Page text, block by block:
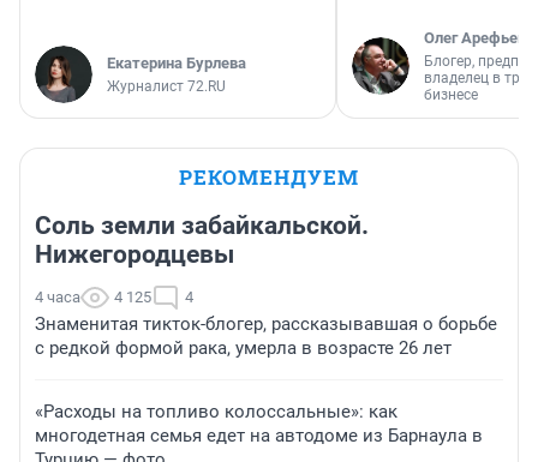
Екатерина Бурлева
Журналист 72.RU
Олег Арефьев
Блогер,
владелец в
бизнесе
РЕКОМЕНДУЕМ
Соль земли забайкальской.
Нижегородцевы
4 часа 4 125 4
Знаменитая тикток-блогер, рассказывавшая о борьбе
с редкой формой рака, умерла в возрасте 26 лет
«Расходы на топливо колоссальные»: как
многодетная семья едет на автодоме из Барнаула в